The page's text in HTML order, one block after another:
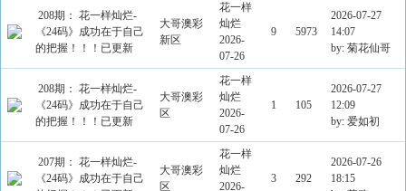
208期： 花一样灿烂-
《24码》成功在于自己
的把握！！！已更新
大哥澳彩
新区
花一样
灿烂
2026-
07-26
9 5973
2026-07-27
14:07
by: 菊花仙哥
208期： 花一样灿烂-
《24码》成功在于自己
的把握！！！已更新
大哥澳彩
区
花一样
灿烂
2026-
07-26
1 105
2026-07-27
12:09
by: 爱如初
207期： 花一样灿烂-
《24码》成功在于自己
大哥澳彩
区
花一样
灿烂
2026-
3 292
2026-07-26
18:15